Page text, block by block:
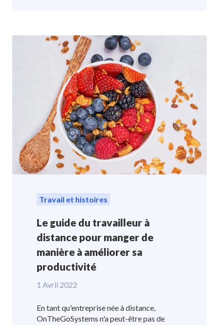
Travail et histoires
Le guide du travailleur à
distance pour manger de
manière à améliorer sa
productivité
1 Avril 2022
En tant qu'entreprise née à distance,
OnTheGoSystems n'a peut-être pas de